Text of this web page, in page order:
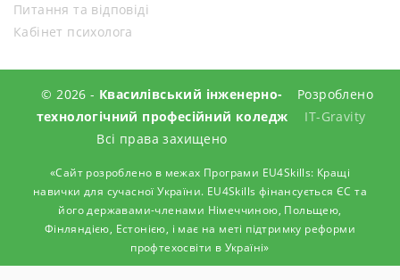
Питання та відповіді
Кабінет психолога
© 2026 - Квасилівський інженерно-
технологічний професійний коледж
Всі права захищено
Розроблено
IT-Gravity
«Сайт розроблено в межах Програми EU4Skills: Кращі
навички для сучасної України. EU4Skills фінансується ЄС та
його державами-членами Німеччиною, Польщею,
Фінляндією, Естонією, і має на меті підтримку реформи
профтехосвіти в Україні»